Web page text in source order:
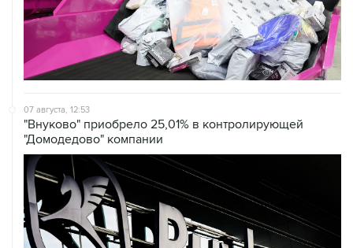
07 августа, 12:53
"Внуково" приобрело 25,01% в контролирующей
"Домодедово" компании